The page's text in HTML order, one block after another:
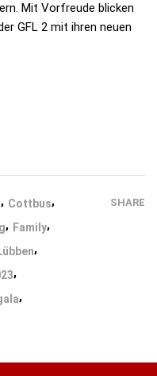
Mit Vorfreude blicken
GFL 2 mit ihren neuen
, Cottbus,
, Family,
,
,
,
SHARE